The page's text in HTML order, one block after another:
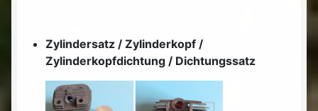
Zylindersatz / Zylinderkopf /
Zylinderkopfdichtung / Dichtungssatz